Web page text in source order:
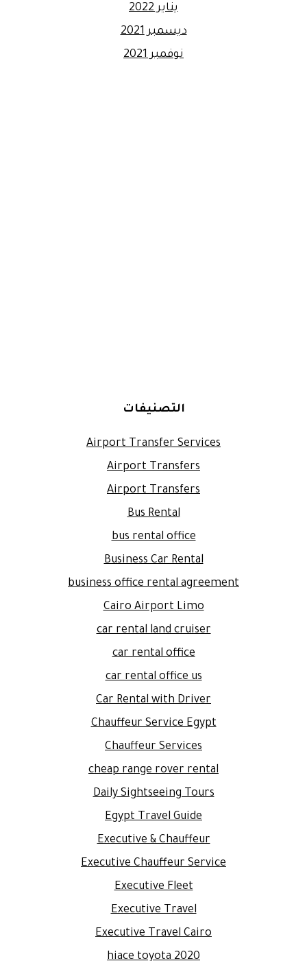
يناير 2022
ديسمبر 2021
نوفمبر 2021
التصنيفات
Airport Transfer Services
Airport Transfers
Airport Transfers
Bus Rental
bus rental office
Business Car Rental
business office rental agreement
Cairo Airport Limo
car rental land cruiser
car rental office
car rental office us
Car Rental with Driver
Chauffeur Service Egypt
Chauffeur Services
cheap range rover rental
Daily Sightseeing Tours
Egypt Travel Guide
Executive & Chauffeur
Executive Chauffeur Service
Executive Fleet
Executive Travel
Executive Travel Cairo
hiace toyota 2020